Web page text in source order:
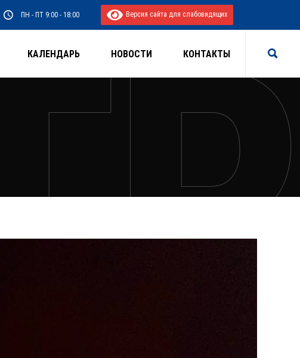
ПН - ПТ 9:00 - 18:00 Версия сайта для слабовидящих
КАЛЕНДАРЬ НОВОСТИ КОНТАКТЫ